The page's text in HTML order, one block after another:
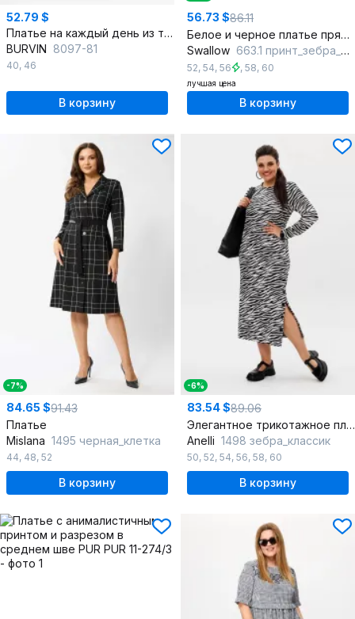
52.79 $
Платье на каждый день из текстиля с коротким рукавом
BURVIN 8097-81
40, 46
В корзину
56.73 $86.11
Белое и черное платье прямого силуэта с нагрудными вытачками
Swallow 663.1 принт_зебра_черная
52, 54, 56 , 58, 60
лучшая цена
В корзину
-7%
84.65 $91.43
Платье
Mislana 1495 черная_клетка
44, 48, 52
В корзину
-6%
83.54 $89.06
Элегантное трикотажное платье с боковой шлицей, с принтом, комфортное
Anelli 1498 зебра_классик
50, 52, 54, 56, 58, 60
В корзину